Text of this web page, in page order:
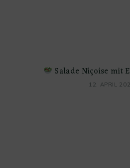
Salade Niçoise mit
12. APRIL